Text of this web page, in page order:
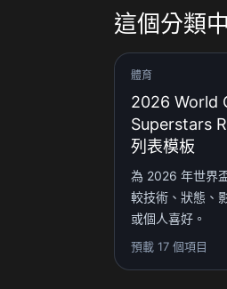
這個分類
體育
2026 World
Superstars
列表模板
為 2026 年世界
較技術、狀態、
或個人喜好。
預載 17 個項目